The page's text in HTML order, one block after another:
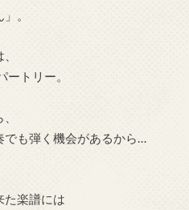
。
トリー。
でも弾く機会があるから…
た楽譜には